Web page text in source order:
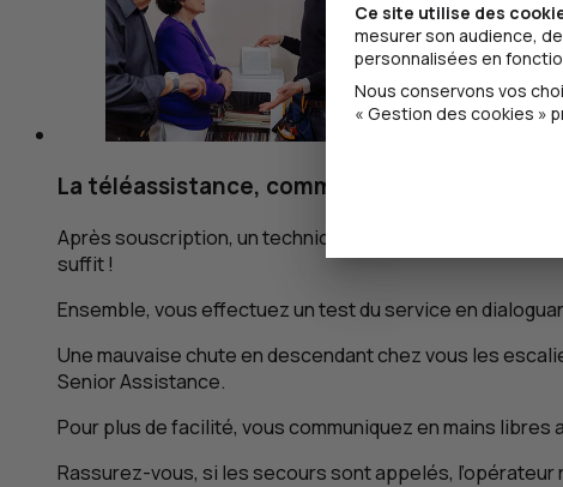
La téléassistance, comment ça marche ?
Après souscription, un technicien-conseil se rend à
suffit !
Ensemble, vous effectuez un test du service en
Une mauvaise chute en descendant chez vous les
Senior Assistance.
Pour plus de facilité, vous communiquez en mains
Rassurez-vous, si les secours sont appelés,
Ce site utilise des
mesurer son audience,
personnalisées en
Nous conservons vos
« Gestion des cookies »